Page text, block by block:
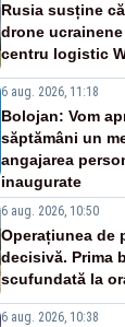
Rusia susține
drone
centru logistic
6 aug. 2026, 11:18
Bolojan: Vom
săptămâni un
angajarea
inaugurate
6 aug. 2026, 10:50
Operațiunea de
decisivă. Prima
scufundată la
6 aug. 2026, 10:38